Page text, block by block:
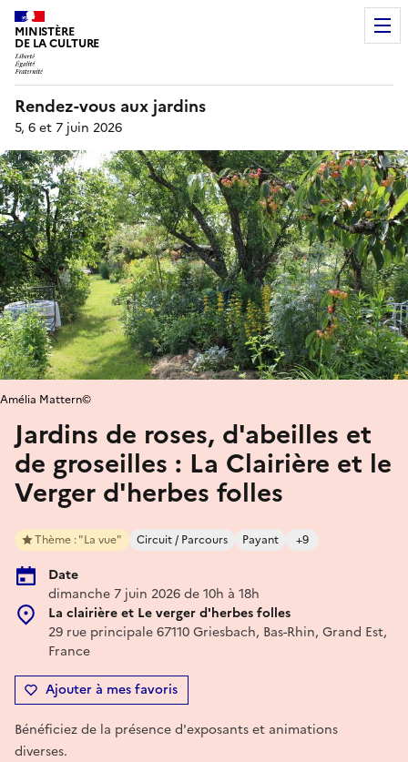
MINISTÈRE
DE LA CULTURE
Rendez-vous aux jardins
5, 6 et 7 juin 2026
Jardins de roses, d'abeilles et
de groseilles : La Clairière et le
Verger d'herbes folles
Thème : "La vue" Circuit / Parcours Payant +9
Date
dimanche 7 juin 2026 de 10h à 18h
La clairière et Le verger d'herbes folles
29 rue principale 67110 Griesbach, Bas-Rhin, Grand Est,
France
Ajouter à mes favoris
Amélia Mattern©
Bénéficiez de la présence d'exposants et animations
diverses.